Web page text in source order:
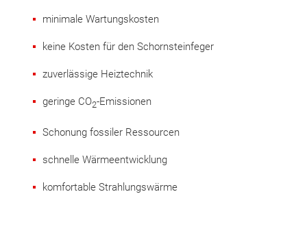
minimale Wartungskosten
keine Kosten für den Schornsteinfeger
zuverlässige Heiztechnik
geringe CO2-Emissionen
Schonung fossiler Ressourcen
schnelle Wärmeentwicklung
komfortable Strahlungswärme